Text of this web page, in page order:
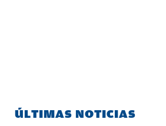
ÚLTIMAS NOTICIAS